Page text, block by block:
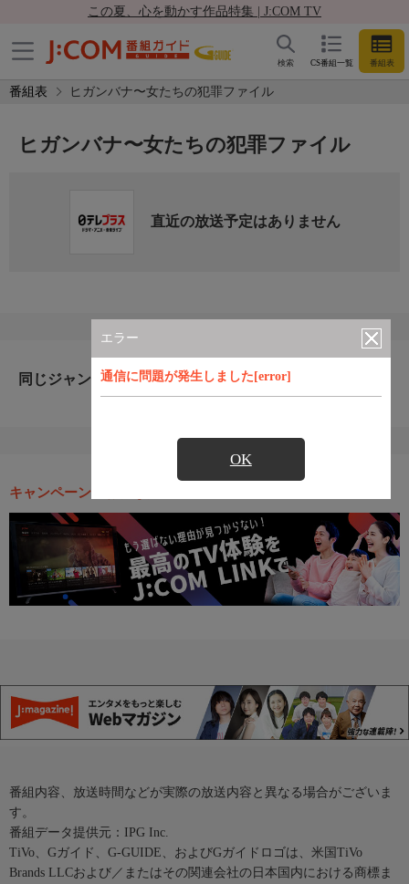
この夏、心を動かす作品特集 | J:COM TV
CS番組一覧 番組表
検索
番組表 ヒガンバナ〜女たちの犯罪ファイル
エラー
通信に問題が発生しました[error]
OK
ヒガンバナ〜女たちの犯罪ファイル
直近の放送予定はありません
同じジャンルのおすすめ番組
キャンペーン・お得な情報
番組内容、放送時間などが実際の放送内容と異なる場合がございま
す。
番組データ提供元：IPG Inc.
TiVo、Gガイド、G-GUIDE、およびGガイドロゴは、米国TiVo
Brands LLCおよび／またはその関連会社の日本国内における商標ま